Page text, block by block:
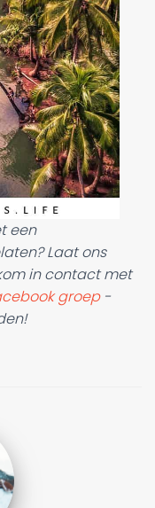
een
Laat ons
in contact met
groep-